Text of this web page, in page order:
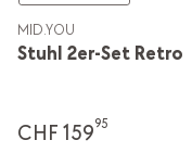
Stuhl 2er-Set Retro
MID.YOU
CHF 15995